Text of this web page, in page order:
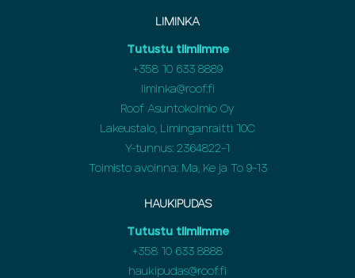
LIMINKA
Tutustu tiimiimme
+35810 633 8889
liminka@roof.fi
Roof Asuntokolmio Oy
Lakeustalo, Liminganraitti 10C
Y-tunnus: 2364822-1
Toimisto avoinna: Ma, Ke ja To 9-13
HAUKIPUDAS
Tutustu tiimiimme
+358 10 633 8888
haukipudas@roof.fi